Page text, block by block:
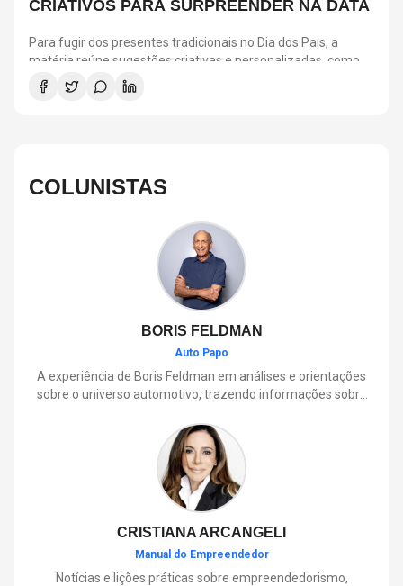
CRIATIVOS PARA SURPREENDER NA DATA
Para fugir dos presentes tradicionais no Dia dos Pais, a
matéria reúne sugestões criativas e personalizadas, como
vinis, cursos de gastronomia, assinaturas de café, ingressos
para shows, ensaios em família e experiências
COLUNISTAS
BORIS FELDMAN
Auto Papo
A experiência de Boris Feldman em análises e orientações
sobre o universo automotivo, trazendo informações sobre
que envolve o dia a dia dos motoristas.
CRISTIANA ARCANGELI
Manual do Empreendedor
Notícias e lições práticas sobre empreendedorismo,